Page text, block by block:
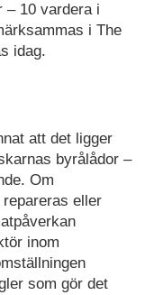
– 10 vardera i
i The
idag.
att det ligger
byrålådor –
Om
eller
inom
som gör det